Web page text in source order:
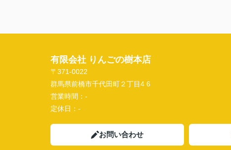
有限会社 りんごの樹本店
〒371-0022
群馬県前橋市千代田町２丁目4 6
営業時間： -
定休日： -
お問い合わせ